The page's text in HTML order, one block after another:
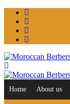
Home About us